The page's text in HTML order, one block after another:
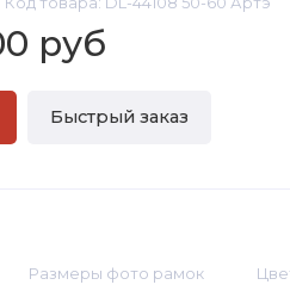
руб
Быстрый заказ
Размеры фото рамок